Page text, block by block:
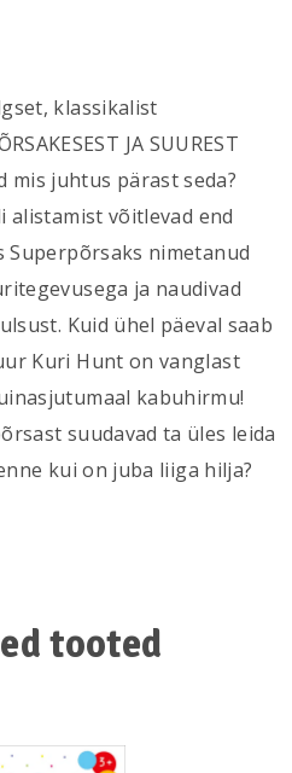
klassikalist
JA SUUREST
mis juhtus pärast seda?
alistamist võitlevad end
Superpõrsaks nimetanud
ja naudivad
Kuid ühel päeval saab
Kuri Hunt on vanglast
kabuhirmu!
suudavad ta üles leida
kui on juba liiga hilja?
tooted